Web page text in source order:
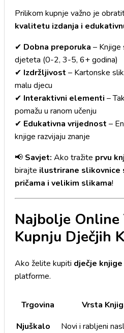
Prilikom kupnje važno je
kvalitetu izdanja i
✔ Dobna preporuka – Knjige
djeteta (0-2, 3-5, 6+ godina)
✔ Izdržljivost – Kartonske
malu djecu
✔ Interaktivni elementi –
pomažu u ranom učenju
✔ Edukativna vrijednost –
knjige razvijaju znanje
📢 Savjet: Ako tražite prvu
birajte ilustrirane slikovnice
pričama i velikim slikama!
Najbolje Online
Kupnju Dječjih
Ako želite kupiti dječje
platforme.
Trgovina Vrsta
Njuškalo
Novi i rabljeni